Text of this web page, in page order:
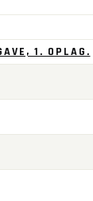
1. OPLAG.